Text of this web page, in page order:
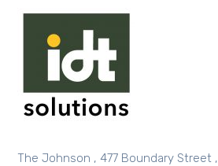
The Johnson , 477 Boundary Street ,